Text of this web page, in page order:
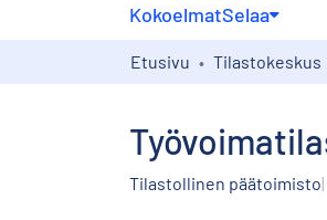
KokoelmatSelaa
Etusivu Tilastokeskus
Tilastollinen päätoimisto